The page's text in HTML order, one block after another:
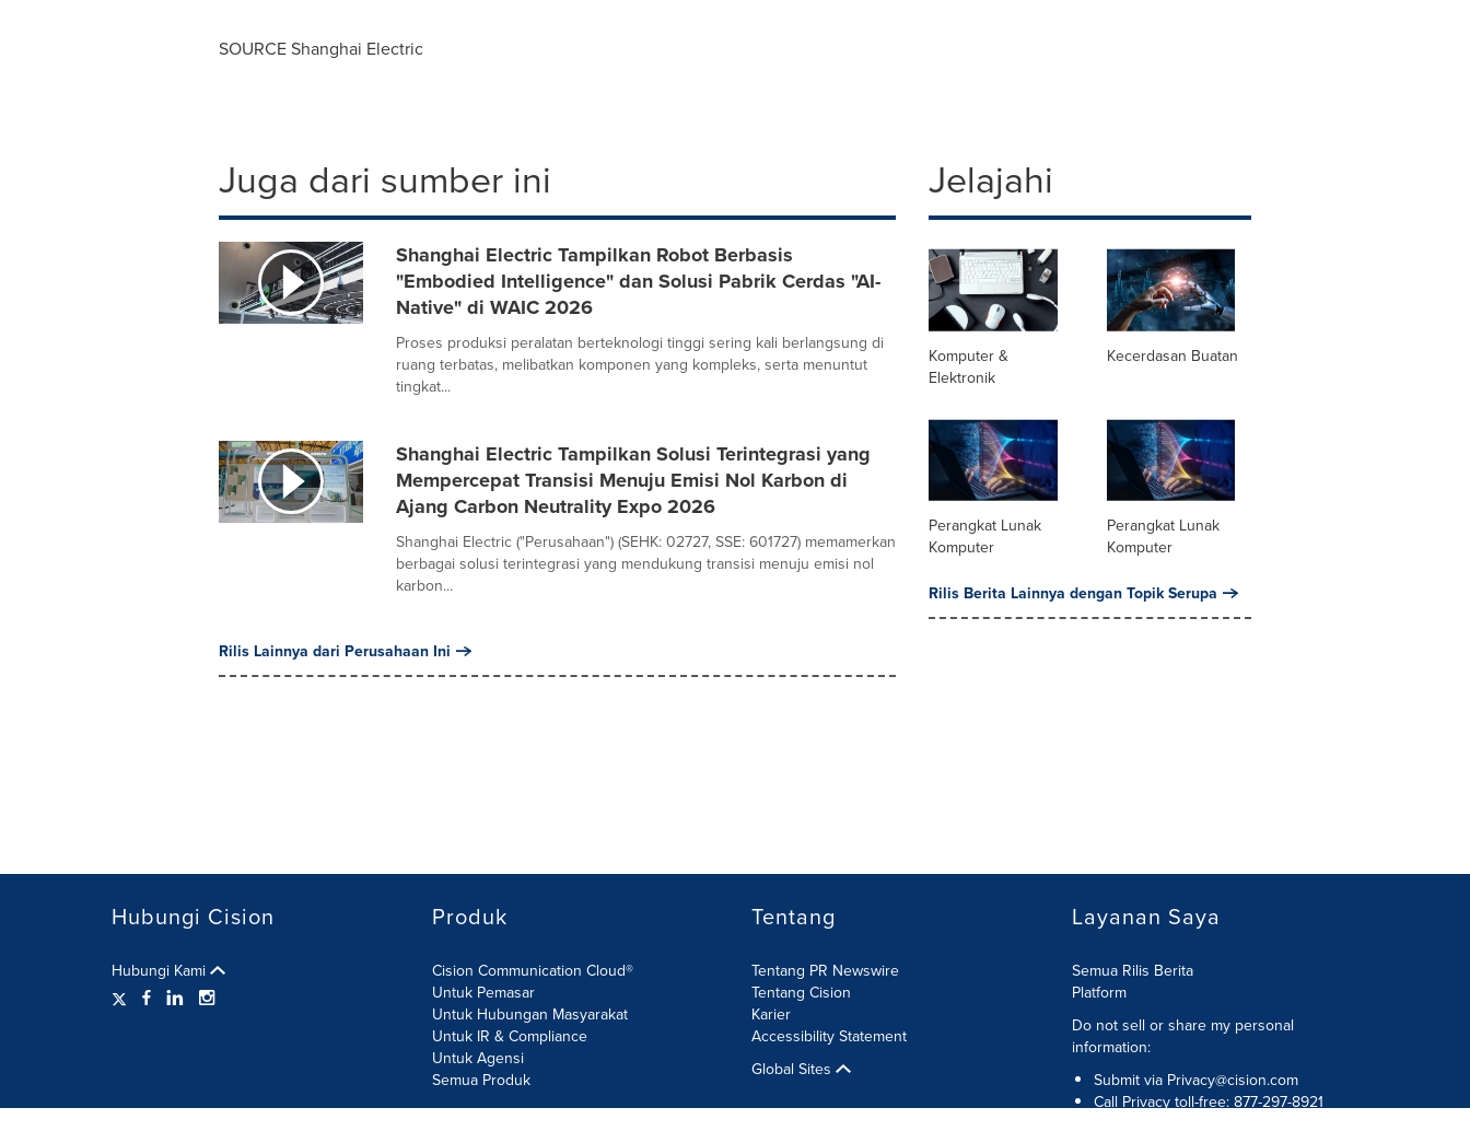
SOURCE Shanghai Electric
Juga dari sumber ini
Shanghai Electric Tampilkan Robot Berbasis
"Embodied Intelligence" dan Solusi Pabrik Cerdas "AI-
Native" di WAIC 2026
Proses produksi peralatan berteknologi tinggi sering kali berlangsung di
ruang terbatas, melibatkan komponen yang kompleks, serta menuntut
tingkat...
Shanghai Electric Tampilkan Solusi Terintegrasi yang
Mempercepat Transisi Menuju Emisi Nol Karbon di
Ajang Carbon Neutrality Expo 2026
Shanghai Electric ("Perusahaan") (SEHK: 02727, SSE: 601727) memamerkan
berbagai solusi terintegrasi yang mendukung transisi menuju emisi nol
karbon...
Rilis Lainnya dari Perusahaan Ini
Jelajahi
Komputer &
Elektronik
Kecerdasan Buatan
Perangkat Lunak
Komputer
Perangkat Lunak
Komputer
Rilis Berita Lainnya dengan Topik Serupa
Hubungi Cision
Hubungi Kami
Produk
Cision Communication Cloud®
Untuk Pemasar
Untuk Hubungan Masyarakat
Untuk IR & Compliance
Untuk Agensi
Semua Produk
Tentang
Tentang PR Newswire
Tentang Cision
Karier
Accessibility Statement
Global Sites
Layanan Saya
Semua Rilis Berita
Platform
Do not sell or share my personal
information:
Submit via Privacy@cision.com
Call Privacy toll-free: 877-297-8921